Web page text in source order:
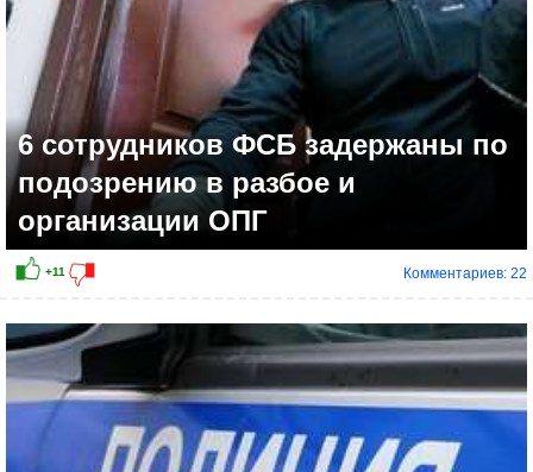
6 сотрудников ФСБ задержаны по
подозрению в разбое и
организации ОПГ
Комментариев: 22